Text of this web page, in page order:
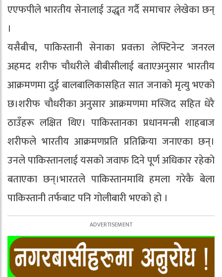
एएफपीले भारतीय सेनालाई उद्धृत गर्दै समाचार लेखेका छन्
।
यसैबीच, पाकिस्तानी सेनाका प्रवक्ता लेफ्टिनेन्ट जनरल
अहमद शरीफ चौधरीले बीबीसीलाई बताएअनुसार भारतीय
आक्रमणमा दुई बालबालिकासहित सात जनाको मृत्यु भएको
छ।शरीफ चौधरीका अनुसार आक्रमणमा मस्जिद सहित धेरै
ठाउँहरू लक्षित थिए। पाकिस्तानका प्रधानमन्त्री शाहबाज
शरीफले भारतीय आक्रमणप्रति प्रतिक्रिया जनाएका छन्।
उनले पाकिस्तानलाई यसको जवाफ दिने पूर्ण अधिकार रहेको
बताएका छन्।भारतले पाकिस्तानमाथि हमला गरेकै बेला
पाकिस्तानी तर्फबाट पनि गोलीबारी भएको हो ।